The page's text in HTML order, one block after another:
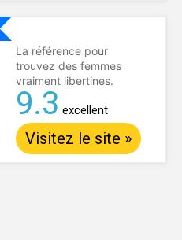
La référence pour
trouvez des femmes
vraiment libertines.
9.3 excellent
Visitez le site »